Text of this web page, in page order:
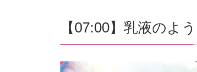
【07:00】乳液のよ